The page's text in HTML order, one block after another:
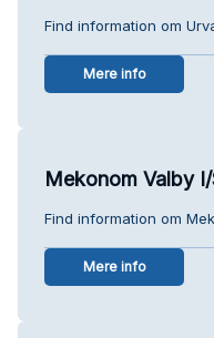
Find information om
Mere info
Mekonom Valby
Find information om
Mere info